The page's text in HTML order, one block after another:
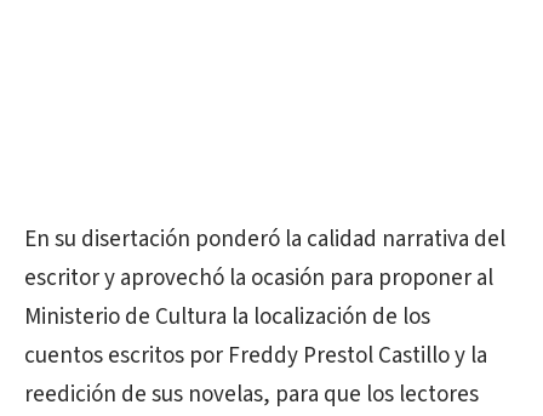
En su disertación ponderó la calidad narrativa del
escritor y aprovechó la ocasión para proponer al
Ministerio de Cultura la localización de los
cuentos escritos por Freddy Prestol Castillo y la
reedición de sus novelas, para que los lectores